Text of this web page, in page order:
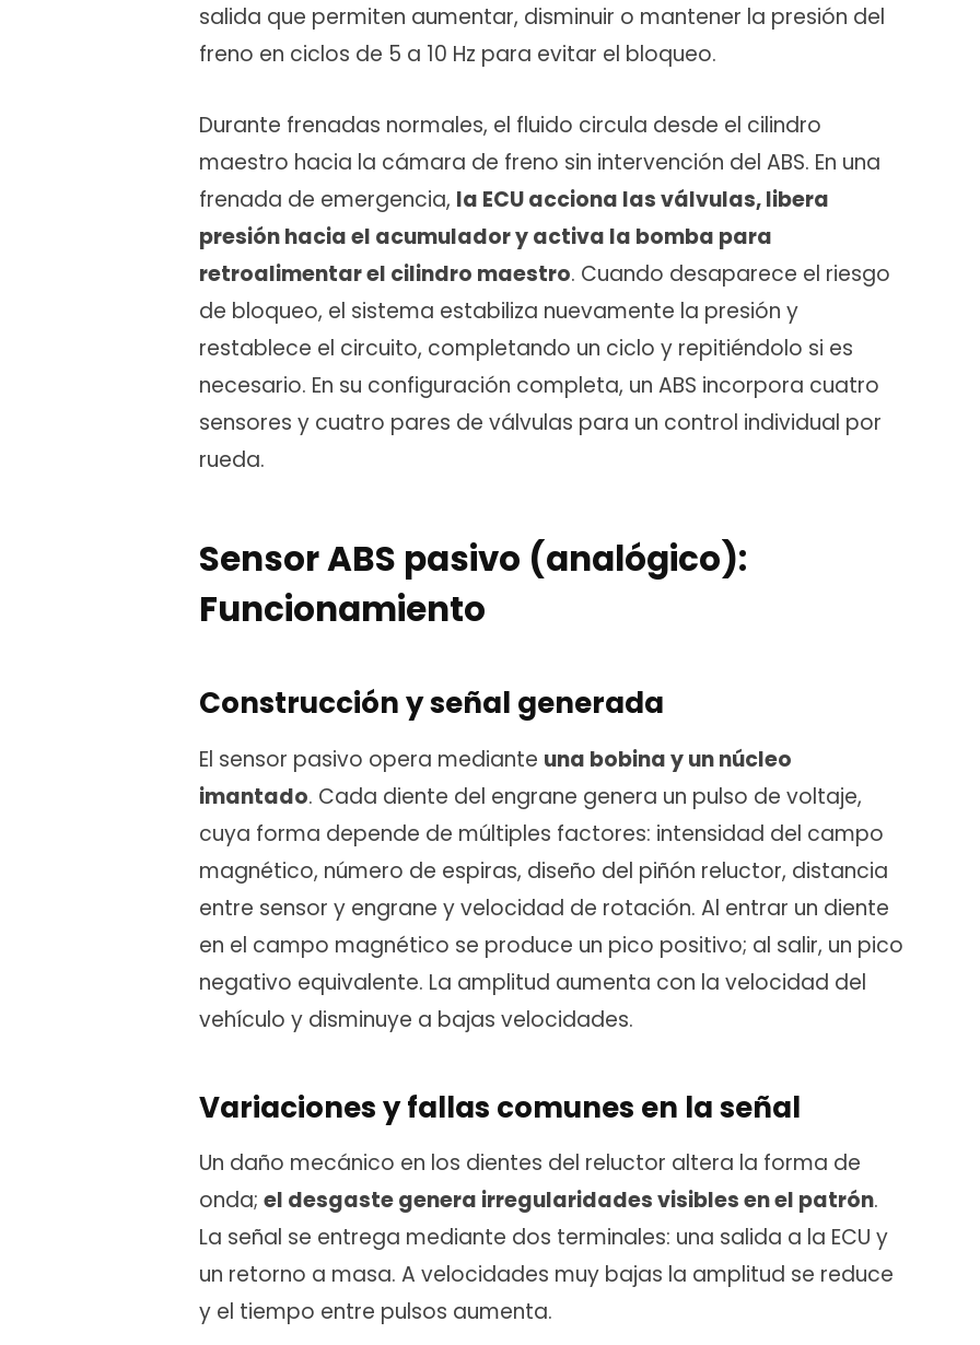
salida que permiten aumentar, disminuir o mantener la presión del
freno en ciclos de 5 a 10 Hz para evitar el bloqueo.
Durante frenadas normales, el fluido circula desde el cilindro
maestro hacia la cámara de freno sin intervención del ABS. En una
frenada de emergencia, la ECU acciona las válvulas, libera
presión hacia el acumulador y activa la bomba para
retroalimentar el cilindro maestro. Cuando desaparece el riesgo
de bloqueo, el sistema estabiliza nuevamente la presión y
restablece el circuito, completando un ciclo y repitiéndolo si es
necesario. En su configuración completa, un ABS incorpora cuatro
sensores y cuatro pares de válvulas para un control individual por
rueda.
Sensor ABS pasivo (analógico):
Funcionamiento
Construcción y señal generada
El sensor pasivo opera mediante una bobina y un núcleo
imantado. Cada diente del engrane genera un pulso de voltaje,
cuya forma depende de múltiples factores: intensidad del campo
magnético, número de espiras, diseño del piñón reluctor, distancia
entre sensor y engrane y velocidad de rotación. Al entrar un diente
en el campo magnético se produce un pico positivo; al salir, un pico
negativo equivalente. La amplitud aumenta con la velocidad del
vehículo y disminuye a bajas velocidades.
Variaciones y fallas comunes en la señal
Un daño mecánico en los dientes del reluctor altera la forma de
onda; el desgaste genera irregularidades visibles en el patrón.
La señal se entrega mediante dos terminales: una salida a la ECU y
un retorno a masa. A velocidades muy bajas la amplitud se reduce
y el tiempo entre pulsos aumenta.